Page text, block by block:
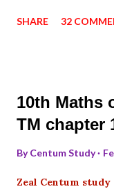
SHARE 32
10th Maths
TM chapter
ByCentum Study
Zeal Centum